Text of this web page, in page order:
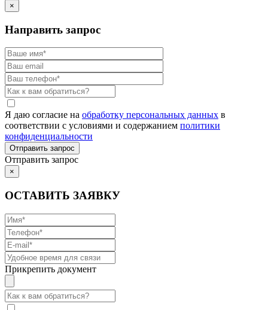
×
Направить запрос
Я даю согласие на обработку персональных данных в
соответствии с условиями и содержанием политики
конфиденциальности
Отправить запрос
×
ОСТАВИТЬ ЗАЯВКУ
Прикрепить документ